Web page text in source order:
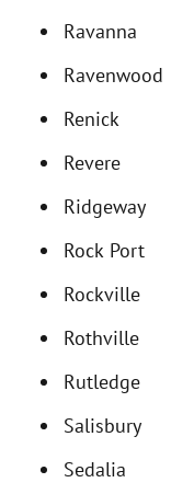
Ravanna
Ravenwood
Renick
Revere
Ridgeway
Rock Port
Rockville
Rothville
Rutledge
Salisbury
Sedalia